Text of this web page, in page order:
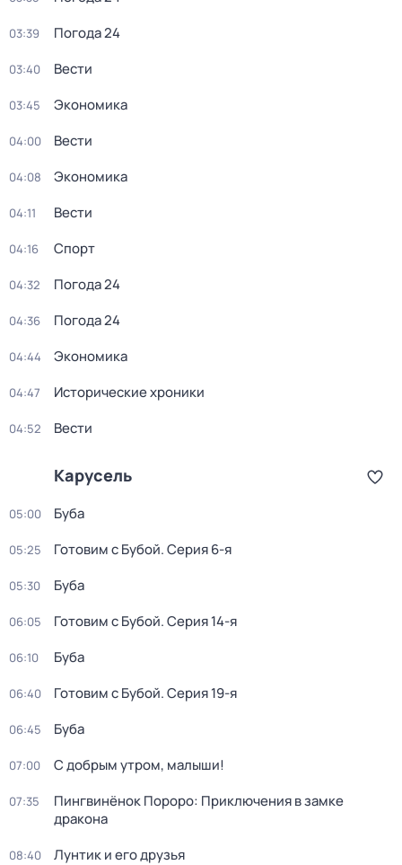
03:39 Погода 24
03:40 Вести
03:45 Экономика
04:00 Вести
04:08 Экономика
04:11 Вести
04:16 Спорт
04:32 Погода 24
04:36 Погода 24
04:44 Экономика
04:47 Исторические хроники
04:52 Вести
Карусель
05:00 Буба
05:25 Готовим с Бубой. Серия 6-я
05:30 Буба
06:05 Готовим с Бубой. Серия 14-я
06:10 Буба
06:40 Готовим с Бубой. Серия 19-я
06:45 Буба
07:00 С добрым утром, малыши!
07:35
Пингвинёнок Пороро: Приключения в замке
дракона
08:40 Лунтик и его друзья